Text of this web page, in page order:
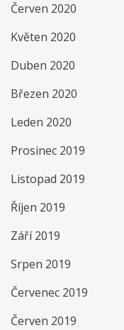
Červen 2020
Květen 2020
Duben 2020
Březen 2020
Leden 2020
Prosinec 2019
Listopad 2019
Říjen 2019
Září 2019
Srpen 2019
Červenec 2019
Červen 2019